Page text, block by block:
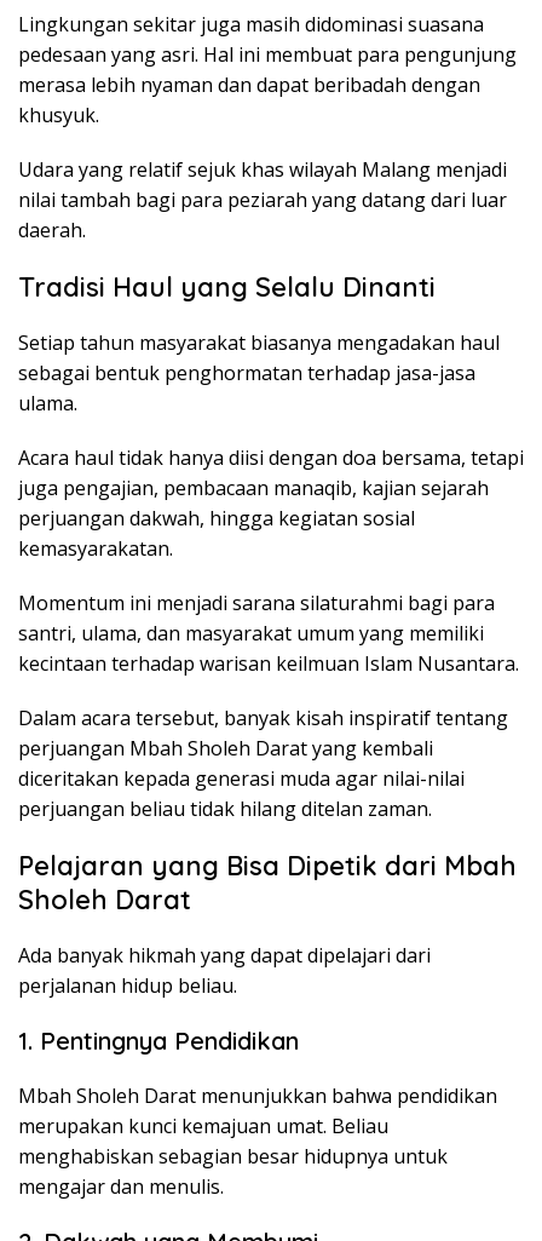
Lingkungan sekitar juga masih didominasi suasana
pedesaan yang asri. Hal ini membuat para pengunjung
merasa lebih nyaman dan dapat beribadah dengan
khusyuk.
Udara yang relatif sejuk khas wilayah Malang menjadi
nilai tambah bagi para peziarah yang datang dari luar
daerah.
Tradisi Haul yang Selalu Dinanti
Setiap tahun masyarakat biasanya mengadakan haul
sebagai bentuk penghormatan terhadap jasa-jasa
ulama.
Acara haul tidak hanya diisi dengan doa bersama, tetapi
juga pengajian, pembacaan manaqib, kajian sejarah
perjuangan dakwah, hingga kegiatan sosial
kemasyarakatan.
Momentum ini menjadi sarana silaturahmi bagi para
santri, ulama, dan masyarakat umum yang memiliki
kecintaan terhadap warisan keilmuan Islam Nusantara.
Dalam acara tersebut, banyak kisah inspiratif tentang
perjuangan Mbah Sholeh Darat yang kembali
diceritakan kepada generasi muda agar nilai-nilai
perjuangan beliau tidak hilang ditelan zaman.
Pelajaran yang Bisa Dipetik dari Mbah
Sholeh Darat
Ada banyak hikmah yang dapat dipelajari dari
perjalanan hidup beliau.
1. Pentingnya Pendidikan
Mbah Sholeh Darat menunjukkan bahwa pendidikan
merupakan kunci kemajuan umat. Beliau
menghabiskan sebagian besar hidupnya untuk
mengajar dan menulis.